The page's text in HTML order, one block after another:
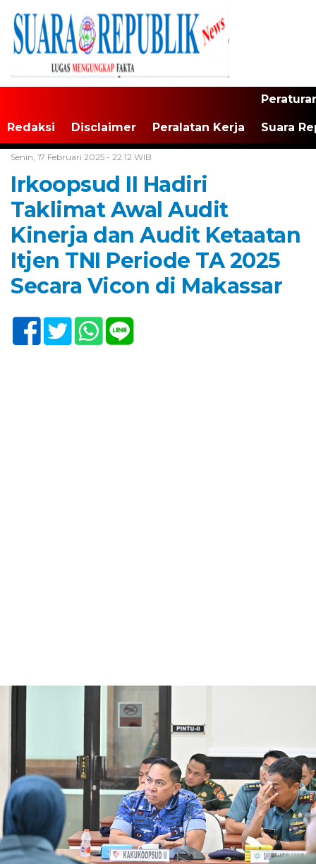
Redaksi Disclaimer Peralatan Kerja Suara
Senin, 17 Februari 2025 - 22:12 WIB
Irkoopsud II Hadiri
Taklimat Awal Audit
Kinerja dan Audit Ketaatan
Itjen TNI Periode TA 2025
Secara Vicon di Makassar